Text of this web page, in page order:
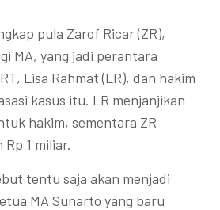
pula Zarof Ricar (ZR),
MA, yang jadi perantara
Lisa Rahmat (LR), dan hakim
kasus itu. LR menjanjikan
hakim, sementara ZR
1 miliar.
tentu saja akan menjadi
MA Sunarto yang baru